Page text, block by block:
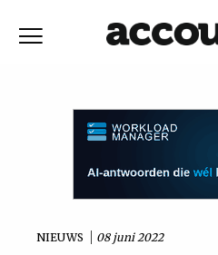
Vaktechniek
NIEUWS 08 juni 2022